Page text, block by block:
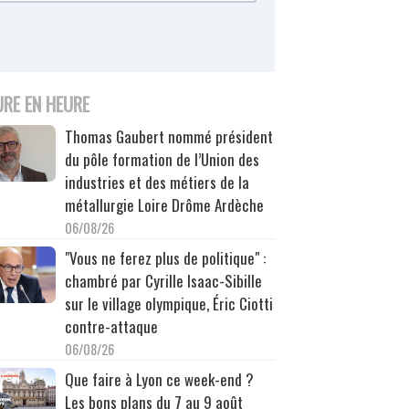
EN HEURE
Thomas Gaubert nommé président
du pôle formation de l’Union des
industries et des métiers de la
métallurgie Loire Drôme Ardèche
06/08/26
"Vous ne ferez plus de politique" :
chambré par Cyrille Isaac-Sibille
sur le village olympique, Éric Ciotti
contre-attaque
06/08/26
Que faire à Lyon ce week-end ?
Les bons plans du 7 au 9 août